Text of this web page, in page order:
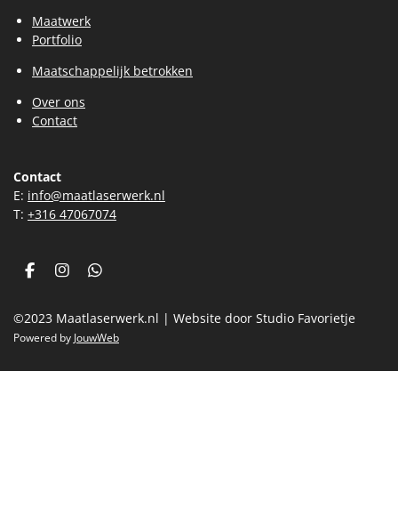
Maatwerk
Portfolio
Maatschappelijk betrokken
Over ons
Contact
Contact
E: info@maatlaserwerk.nl
T: +316 47067074
F
e
b
o
k
I
t
a
g
a
W
t
s
A
p
©2023 Maatlaserwerk.nl | Website door Studio Favorietje
Powered by JouwWeb